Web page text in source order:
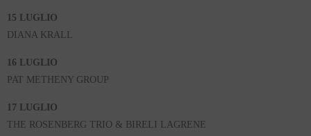
15 LUGLIO
DIANA KRALL
16 LUGLIO
PAT METHENY GROUP
17 LUGLIO
THE ROSENBERG TRIO & BIRELI LAGRENE